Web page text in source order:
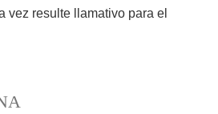
vez resulte llamativo para el